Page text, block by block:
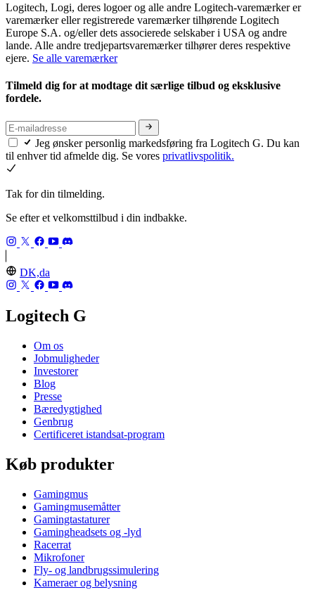
Logitech, Logi, deres logoer og alle andre Logitech-varemærker er
varemærker eller registrerede varemærker tilhørende Logitech
Europe S.A. og/eller dets associerede selskaber i USA og andre
lande. Alle andre tredjepartsvaremærker tilhører deres respektive
ejere. Se alle varemærker
Tilmeld dig for at modtage dit særlige tilbud og eksklusive
fordele.
Jeg ønsker personlig markedsføring fra Logitech G. Du kan
til enhver tid afmelde dig. Se vores privatlivspolitik.
Tak for din tilmelding.
Se efter et velkomsttilbud i din indbakke.
DK,da
Logitech G
Om os
Jobmuligheder
Investorer
Blog
Presse
Bæredygtighed
Genbrug
Certificeret istandsat-program
Køb produkter
Gamingmus
Gamingmusemåtter
Gamingtastaturer
Gamingheadsets og -lyd
Racerrat
Mikrofoner
Fly- og landbrugssimulering
Kameraer og belysning